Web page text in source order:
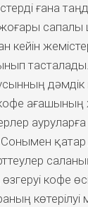
ғана
сапалы
кейін
дәмдік
ағашының
ауруларға
қатар
кофе
көтерілуі